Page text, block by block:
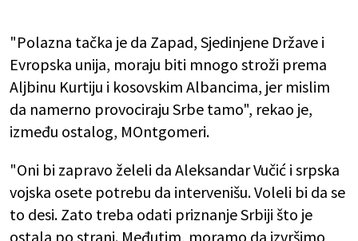
"Polazna tačka je da Zapad, Sjedinjene Države i
Evropska unija, moraju biti mnogo stroži prema
Aljbinu Kurtiju i kosovskim Albancima, jer mislim
da namerno provociraju Srbe tamo", rekao je,
između ostalog, MOntgomeri.
"Oni bi zapravo želeli da Aleksandar Vučić i srpska
vojska osete potrebu da intervenišu. Voleli bi da se
to desi. Zato treba odati priznanje Srbiji što je
ostala po strani. Međutim, moramo da izvršimo